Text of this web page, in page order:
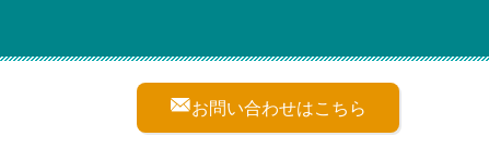
お問い合わせはこちら